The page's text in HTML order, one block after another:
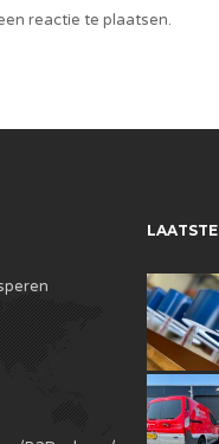
reactie te plaatsen.